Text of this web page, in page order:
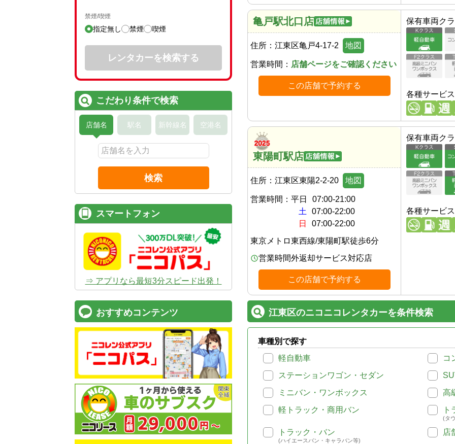
亀戸駅北口店
住所： 江東区亀戸4-17-2 地図
営業時間： 店舗ページをご確認ください
この店舗で予約する
保有車両ク
各種サービス
東陽町駅店
住所： 江東区東陽2-2-20 地図
営業時間： 平日
07:00-21:00
土
07:00-22:00
日
07:00-22:00
東京メトロ東西線/東陽町駅徒歩6分
営業時間外返却サービス対応店
この店舗で予約する
保有車両ク
各種サービス
江東区のニコニコレンタカーを条件検索
車種別で探す
軽自動車
コ
ステーションワゴン・セダン
ミニバン・ワンボックス
高
軽トラック・商用バン
ト
(タ
トラック・バン
(ハイエースバン・キャラバン等)
店
禁煙/喫煙
指定無し 禁煙 喫煙
レンタカーを検索する
こだわり条件で検索
店舗名 駅名 新幹線名 空港名
検索
スマートフォン
⇒ アプリなら最短3分スピード出発！
おすすめコンテンツ